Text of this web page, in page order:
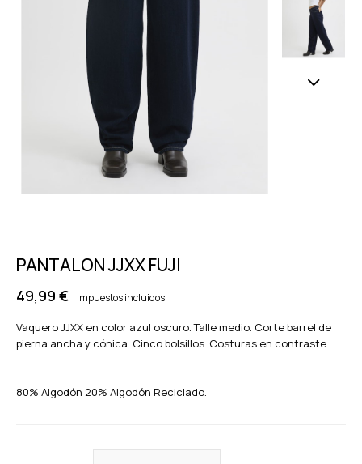
PANTALON JJXX FUJI
49,99 € Impuestos incluidos
Vaquero JJXX en color azul oscuro. Talle medio. Corte barrel de
pierna ancha y cónica. Cinco bolsillos. Costuras en contraste.
80% Algodón 20% Algodón Reciclado.